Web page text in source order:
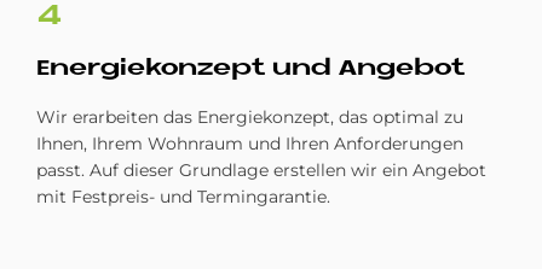
4
En­er­gie­kon­ze­pt und An­ge­bot
Wir erarbeiten das Energiekonzept, das optimal zu
Ihnen, Ihrem Wohnraum und Ihren Anforderungen
passt. Auf dieser Grundlage erstellen wir ein Angebot
mit Festpreis- und Termingarantie.